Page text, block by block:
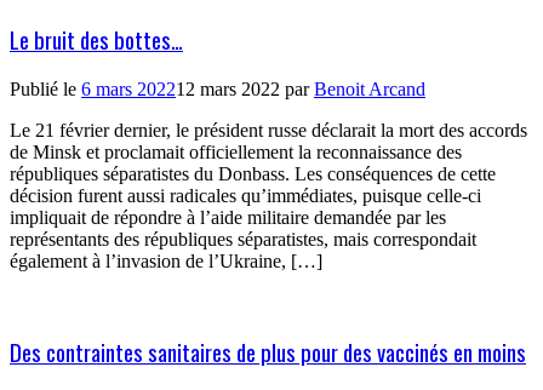
Le bruit des bottes…
Publié le 6 mars 202212 mars 2022 parBenoit Arcand
Le 21 février dernier, le président russe déclarait la mort des accords
de Minsk et proclamait officiellement la reconnaissance des
républiques séparatistes du Donbass. Les conséquences de cette
décision furent aussi radicales qu’immédiates, puisque celle-ci
impliquait de répondre à l’aide militaire demandée par les
représentants des républiques séparatistes, mais correspondait
également à l’invasion de l’Ukraine, […]
Des contraintes sanitaires de plus pour des vaccinés en moins